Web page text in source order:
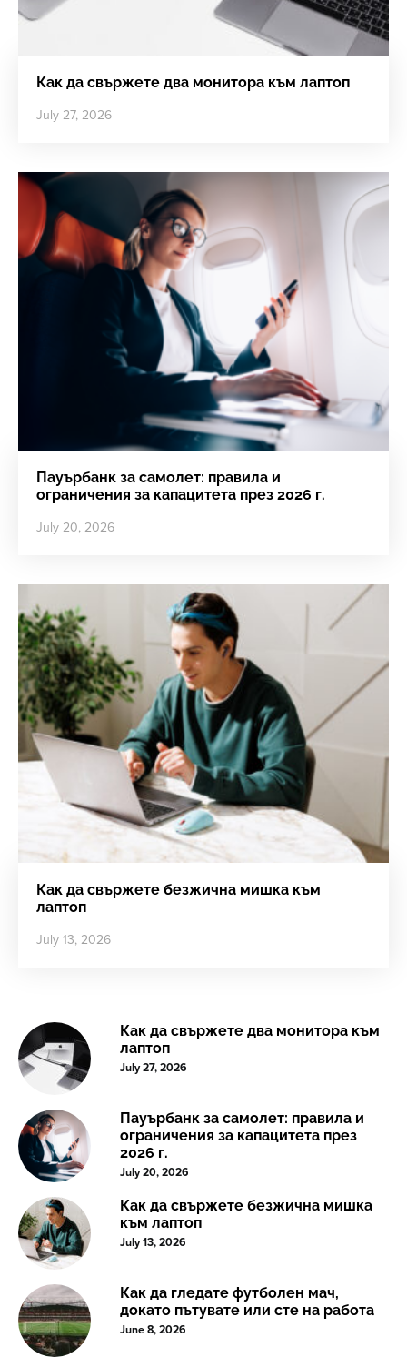
Как да свържете два монитора към лаптоп
July 27, 2026
Пауърбанк за самолет: правила и
ограничения за капацитета през 2026 г.
July 20, 2026
Как да свържете безжична мишка към
лаптоп
July 13, 2026
Как да свържете два монитора към
лаптоп
July 27, 2026
Пауърбанк за самолет: правила и
ограничения за капацитета през
2026 г.
July 20, 2026
Как да свържете безжична мишка
към лаптоп
July 13, 2026
Как да гледате футболен мач,
докато пътувате или сте на работа
June 8, 2026